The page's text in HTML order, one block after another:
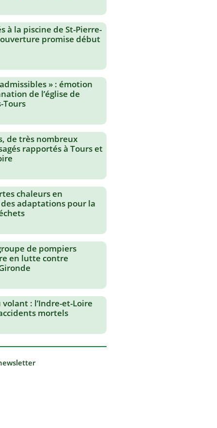
à la piscine de St-Pierre-
promise début
» : émotion
de l’église de
Tours
de très nombreux
rapportés à Tours et
chaleurs en
adaptations pour la
de pompiers
en lutte contre
: l’Indre-et-Loire
mortels